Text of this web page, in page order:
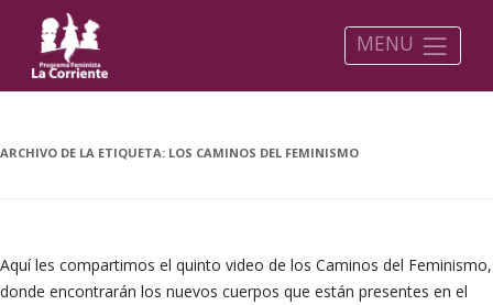
MENU
ARCHIVO DE LA ETIQUETA: LOS CAMINOS DEL FEMINISMO
Aquí les compartimos el quinto video de los Caminos del Feminismo,
donde encontrarán los nuevos cuerpos que están presentes en el